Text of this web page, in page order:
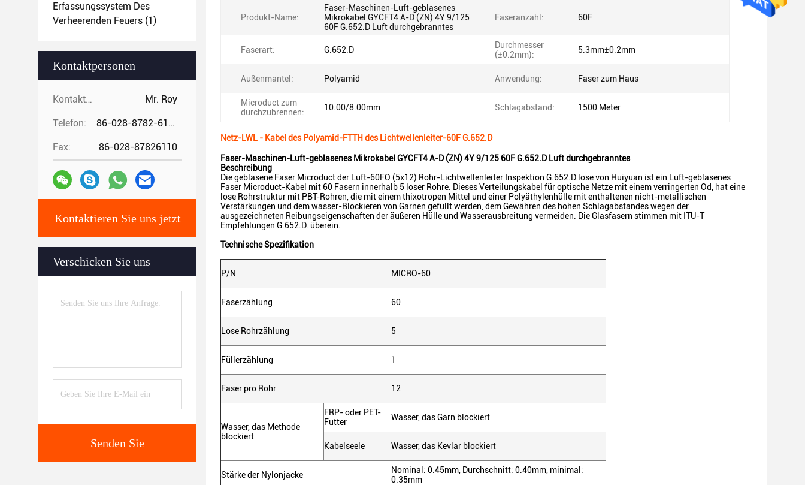
Erfassungssystem Des
Verheerenden Feuers (1)
Kontaktpersonen
Kontaktpersonen: Mr. Roy
Telefon: 86-028-8782-6112
Fax: 86-028-87826110
Kontaktieren Sie uns jetzt
Verschicken Sie uns
Senden Sie
Produkt-Name:
Faser-Maschinen-Luft-geblasenes
Mikrokabel GYCFT4 A-D (ZN) 4Y 9/125
60F G.652.D Luft durchgebranntes
Faseranzahl: 60F
Faserart: G.652.D
Durchmesser
(±0.2mm):
5.3mm±0.2mm
Außenmantel: Polyamid Anwendung: Faser zum Haus
Microduct zum
durchzubrennen:
10.00/8.00mm Schlagabstand: 1500 Meter
Netz-LWL - Kabel des Polyamid-FTTH des Lichtwellenleiter-60F G.652.D
Faser-Maschinen-Luft-geblasenes Mikrokabel GYCFT4 A-D (ZN) 4Y 9/125 60F G.652.D Luft durchgebranntes
Beschreibung
Die geblasene Faser Microduct der Luft-60FO (5x12) Rohr-Lichtwellenleiter Inspektion G.652.D lose von Huiyuan ist ein Luft-geblasenes
Faser Microduct-Kabel mit 60 Fasern innerhalb 5 loser Rohre. Dieses Verteilungskabel für optische Netze mit einem verringerten Od, hat eine
lose Rohrstruktur mit PBT-Rohren, die mit einem thixotropen Mittel und einer Polyäthylenhülle mit enthaltenen nicht-metallischen
Verstärkungen und dem wasser-Blockieren von Garnen gefüllt werden, dem Gewähren des hohen Schlagabstandes wegen der
ausgezeichneten Reibungseigenschaften der äußeren Hülle und Wasserausbreitung vermeiden. Die Glasfasern stimmen mit ITU-T
Empfehlungen G.652.D. überein.
Technische Spezifikation
P/N MICRO-60
Faserzählung 60
Lose Rohrzählung 5
Füllerzählung 1
Faser pro Rohr 12
Wasser, das Methode
blockiert
FRP- oder PET-
Futter
Wasser, das Garn blockiert
Kabelseele Wasser, das Kevlar blockiert
Stärke der Nylonjacke
Nominal: 0.45mm, Durchschnitt: 0.40mm, minimal:
0.35mm